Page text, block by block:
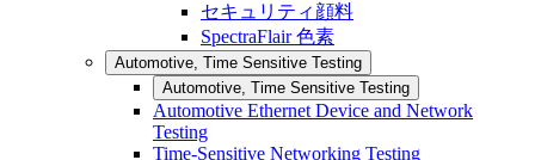
セキュリティ顔料
SpectraFlair 色素
Automotive, Time Sensitive Testing
Automotive, Time Sensitive Testing
Automotive Ethernet Device and Network
Testing
Time-Sensitive Networking Testing